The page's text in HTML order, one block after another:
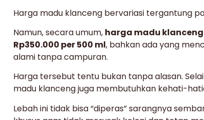
Harga madu klanceng bervariasi tergantung
Namun, secara umum, harga madu
Rp350.000 per 500 ml, bahkan ada yang
alami tanpa campuran.
Harga tersebut tentu bukan tanpa alasan.
madu klanceng juga membutuhkan kehati-
Lebah ini tidak bisa “diperas” sarangnya